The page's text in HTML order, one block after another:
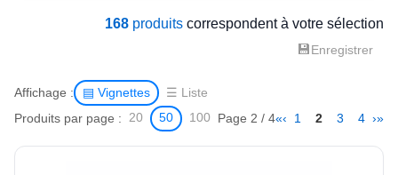
168 produits correspondent à votre sélection
💾Enregistrer
Affichage : ▤ Vignettes ☰ Liste
Produits par page : 20 50 100 Page 2 / 4«‹ 1 2 3 4 ›»